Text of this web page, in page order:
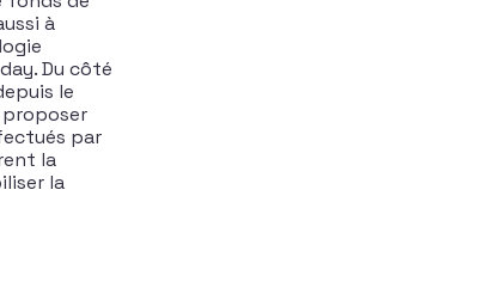
à
Du côté
le
proposer
par
la
la